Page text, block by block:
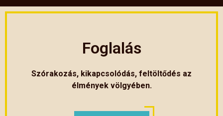
Foglalás
Szórakozás, kikapcsolódás, feltöltődés az
élmények völgyében.